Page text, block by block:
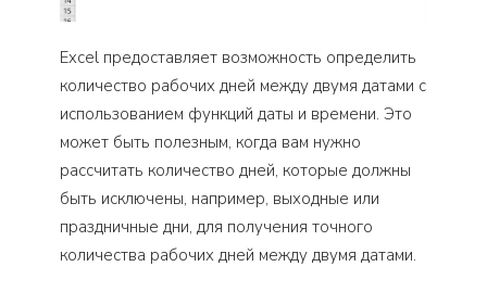
Excel предоставляет возможность определить
количество рабочих дней между двумя датами с
использованием функций даты и времени. Это
может быть полезным, когда вам нужно
рассчитать количество дней, которые должны
быть исключены, например, выходные или
праздничные дни, для получения точного
количества рабочих дней между двумя датами.